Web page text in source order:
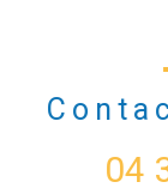
04